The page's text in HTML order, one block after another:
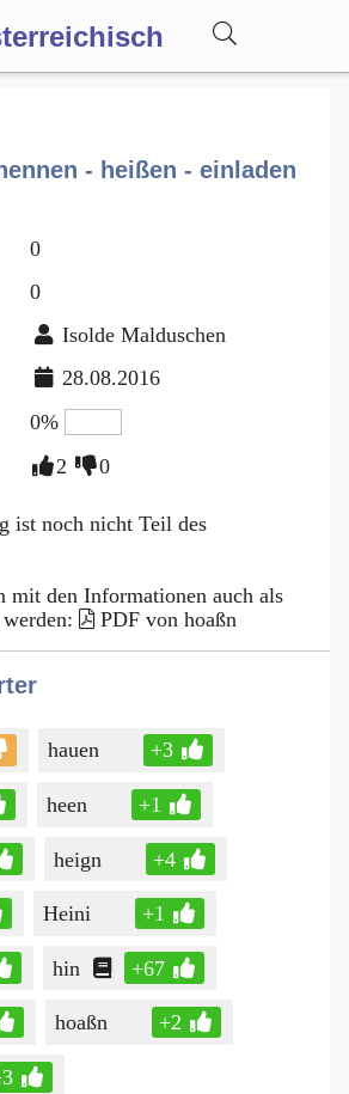
- heißen - einladen
0
0
Isolde Malduschen
28.08.2016
0%
2 0
ist noch nicht Teil des
mit den Informationen auch als
PDF von hoaßn
hauen +3
heen +1
heign +4
Heini +1
hin +67
hoaßn +2